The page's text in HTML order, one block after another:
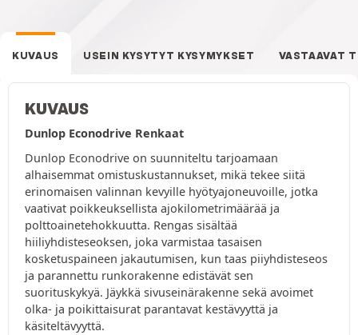
KUVAUS USEIN KYSYTYT KYSYMYKSET VASTAAVAT
KUVAUS
Dunlop Econodrive Renkaat
Dunlop Econodrive on suunniteltu tarjoamaan
alhaisemmat omistuskustannukset, mikä tekee siitä
erinomaisen valinnan kevyille hyötyajoneuvoille, jotka
vaativat poikkeuksellista ajokilometrimäärää ja
polttoainetehokkuutta. Rengas sisältää
hiiliyhdisteseoksen, joka varmistaa tasaisen
kosketuspaineen jakautumisen, kun taas piiyhdisteseos
ja parannettu runkorakenne edistävät sen
suorituskykyä. Jäykkä sivuseinärakenne sekä avoimet
olka- ja poikittaisurat parantavat kestävyyttä ja
käsiteltävyyttä.